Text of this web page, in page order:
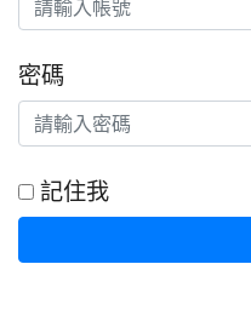
密碼
記住我